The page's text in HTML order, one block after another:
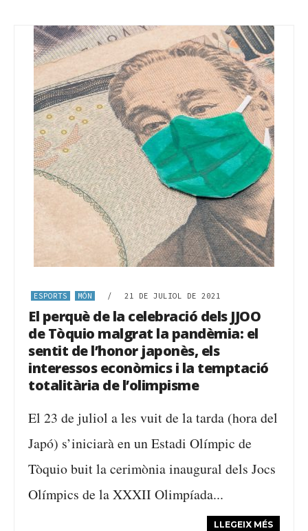
ESPORTS MÓN / 21 DE JULIOL DE 2021
El perquè de la celebració dels JJOO
de Tòquio malgrat la pandèmia: el
sentit de l’honor japonès, els
interessos econòmics i la temptació
totalitària de l’olimpisme
El 23 de juliol a les vuit de la tarda (hora del
Japó) s’iniciarà en un Estadi Olímpic de
Tòquio buit la cerimònia inaugural dels Jocs
Olímpics de la XXXII Olimpíada...
LLEGEIX MÉS